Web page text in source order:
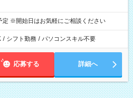
定 ※開始日はお気軽にご相談ください
/ シフト勤務 / パソコンスキル不要
応募する 詳細へ